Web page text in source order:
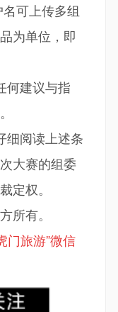
可上传多组
为单位，即
何建议与指
细阅读上述条
大赛的组委
定权。
所有。
门旅游”微信